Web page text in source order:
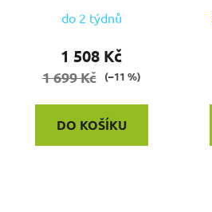
do 2 týdnů
1 508 Kč
1 699 Kč (–11 %)
DO KOŠÍKU